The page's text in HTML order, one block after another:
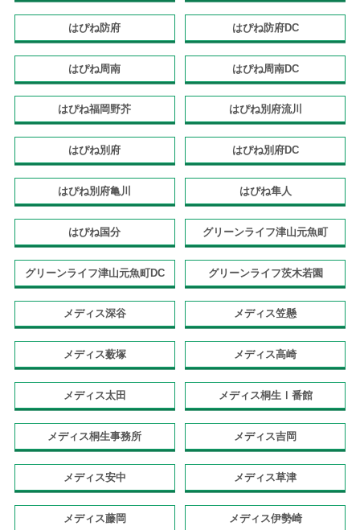
はぴね防府 はぴね防府DC
はぴね周南 はぴね周南DC
はぴね福岡野芥 はぴね別府流川
はぴね別府 はぴね別府DC
はぴね別府亀川 はぴね隼人
はぴね国分 グリーンライフ津山元魚町
グリーンライフ津山元魚町DC グリーンライフ茨木若園
メディス深谷 メディス笠懸
メディス薮塚 メディス高崎
メディス太田 メディス桐生Ⅰ番館
メディス桐生事務所 メディス吉岡
メディス安中 メディス草津
メディス藤岡 メディス伊勢崎